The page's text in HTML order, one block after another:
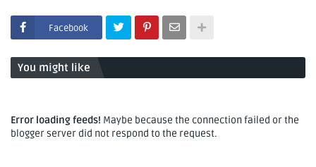
Facebook
You might like
Error loading feeds! Maybe because the connection failed or the
blogger server did not respond to the request.